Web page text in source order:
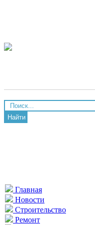
Найти
Главная
Новости
Строительство
Ремонт